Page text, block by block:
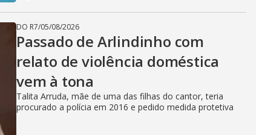
DO R7/05/08/2026
Passado de Arlindinho com
relato de violência doméstica
vem à tona
Talita Arruda, mãe de uma das filhas do cantor, teria
procurado a polícia em 2016 e pedido medida protetiva